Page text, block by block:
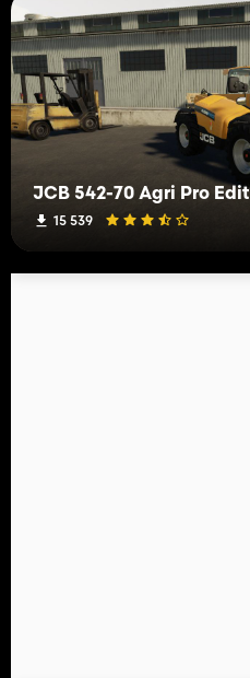
JCB 542-70 Agri Pro Edit
15 539